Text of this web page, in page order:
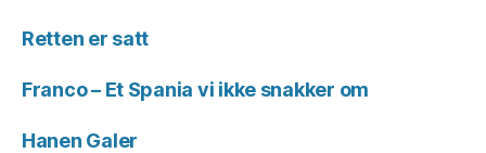
Retten er satt
Franco – Et Spania vi ikke snakker om
Hanen Galer